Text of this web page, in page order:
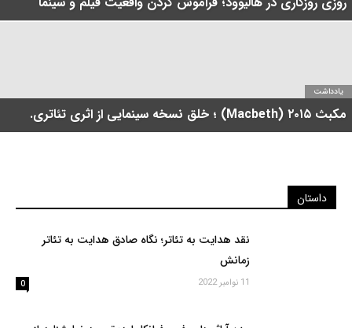
یادداشت
مکبث ۲۰۱۵ (Macbeth) ؛ خلق نسخه سینمایی از اثری تئاتری.
داستان
نقد هدایت به تئاتر؛ نگاه صادق هدایت به تئاتر
زمانش
11 نوامبر 2022 0